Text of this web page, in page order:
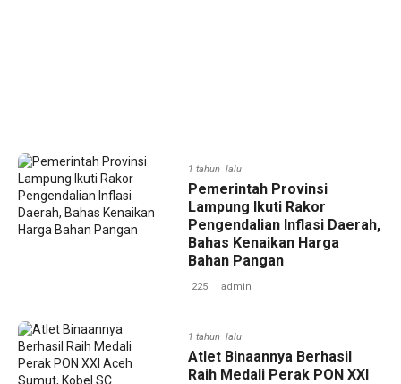
1 tahun lalu
Pemerintah Provinsi
Lampung Ikuti Rakor
Pengendalian Inflasi Daerah,
Bahas Kenaikan Harga
Bahan Pangan
225 admin
1 tahun lalu
Atlet Binaannya Berhasil
Raih Medali Perak PON XXI